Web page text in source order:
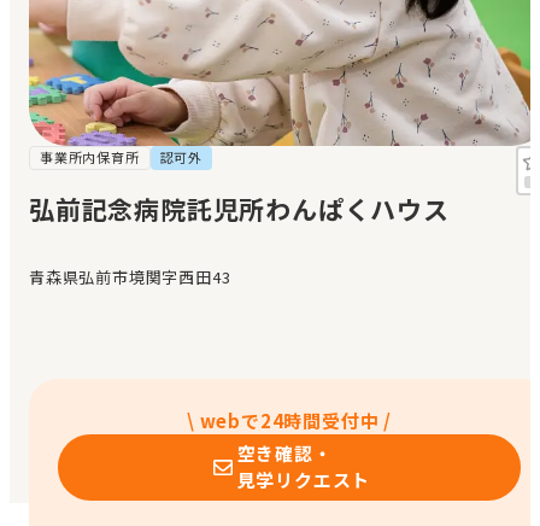
お気に入り
見学日記
メッセージ
おすすめの園
エンクルの特徴と活用方法
事業所内保育所 認可外
弘前記念病院託児所わんぱくハウス
青森県弘前市境関字西田43
\ webで24時間受付中 /
空き確認・
見学リクエスト